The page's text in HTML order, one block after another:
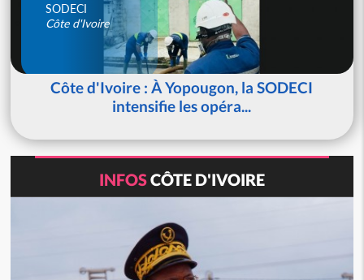
SODECI
Côte d'Ivoire
Côte d'Ivoire : À Yopougon, la SODECI
intensifie les opéra...
INFOSCÔTE D'IVOIRE